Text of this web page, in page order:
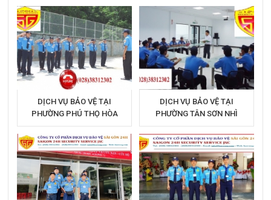
DỊCH VỤ BẢO VỆ TẠI
PHƯỜNG PHÚ THỌ HÒA
DỊCH VỤ BẢO VỆ TẠI
PHƯỜNG TÂN SƠN NHÌ